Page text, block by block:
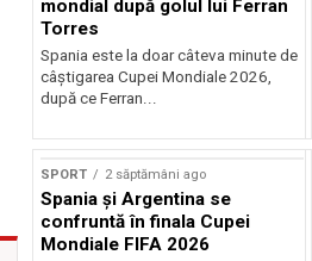
mondial după golul lui Ferran
Torres
Spania este la doar câteva minute de
câștigarea Cupei Mondiale 2026,
după ce Ferran...
SPORT 2 săptămâni ago
Spania și Argentina se
confruntă în finala Cupei
Mondiale FIFA 2026